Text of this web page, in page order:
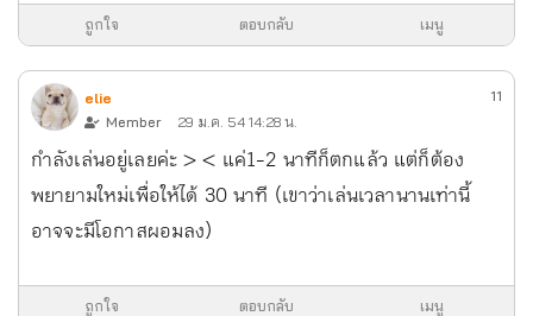
ถูกใจ ตอบกลับ เมนู
elie
Member
29 ม.ค. 54 14:28 น.
11
กำลังเล่นอยู่เลยค่ะ > < แค่1-2 นาทีก็ตกแล้ว แต่ก็ต้อง
พยายามใหม่เพื่อให้ได้ 30 นาที (เขาว่าเล่นเวลานานเท่านี้
อาจจะมีโอกาสผอมลง)
ถูกใจ ตอบกลับ เมนู